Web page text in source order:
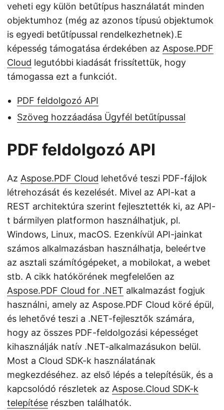
veheti egy külön betűtípus használatát minden
objektumhoz (még az azonos típusú objektumok
is egyedi betűtípussal rendelkezhetnek).E
képesség támogatása érdekében az Aspose.PDF
Cloud legutóbbi kiadását frissítettük, hogy
támogassa ezt a funkciót.
PDF feldolgozó API
Szöveg hozzáadása Ügyfél betűtípussal
PDF feldolgozó API
Az Aspose.PDF Cloud lehetővé teszi PDF-fájlok
létrehozását és kezelését. Mivel az API-kat a
REST architektúra szerint fejlesztették ki, az API-
t bármilyen platformon használhatjuk, pl.
Windows, Linux, macOS. Ezenkívül API-jainkat
számos alkalmazásban használhatja, beleértve
az asztali számítógépeket, a mobilokat, a webet
stb. A cikk hatókörének megfelelően az
Aspose.PDF Cloud for .NET alkalmazást fogjuk
használni, amely az Aspose.PDF Cloud köré épül,
és lehetővé teszi a .NET-fejlesztők számára,
hogy az összes PDF-feldolgozási képességet
kihasználják natív .NET-alkalmazásukon belül.
Most a Cloud SDK-k használatának
megkezdéséhez. az első lépés a telepítésük, és a
kapcsolódó részletek az Aspose.Cloud SDK-k
telepítése részben találhatók.